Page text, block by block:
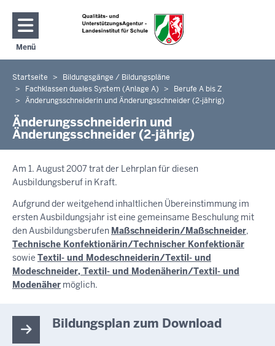
Direkt zum Inhalt
Menü
Navigation aktivieren/deaktivieren: Hauptmenü
Sie
befinden
hier
Startseite
Bildungsgänge / Bildungspläne
Fachklassen duales System (Anlage A)
Berufe A bis Z
Änderungsschneiderin und Änderungsschneider (2-jährig)
Änderungsschneiderin und
Änderungsschneider (2-jährig)
Am 1. August 2007 trat der Lehrplan für diesen
Ausbildungsberuf in Kraft.
Aufgrund der weitgehend inhaltlichen Übereinstimmung im
ersten Ausbildungsjahr ist eine gemeinsame Beschulung mit
den Ausbildungsberufen Maßschneiderin/Maßschneider,
Technische Konfektionärin/Technischer Konfektionär
sowie Textil- und Modeschneiderin/Textil- und
Modeschneider, Textil- und Modenäherin/Textil- und
Modenäher möglich.
Bildungsplan zum Download